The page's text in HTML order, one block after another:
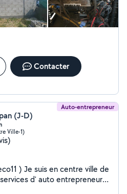
Contacter
Auto-entrepreneur
(J-D)
Ville-1)
suis en centre ville de
d' auto entrepreneur